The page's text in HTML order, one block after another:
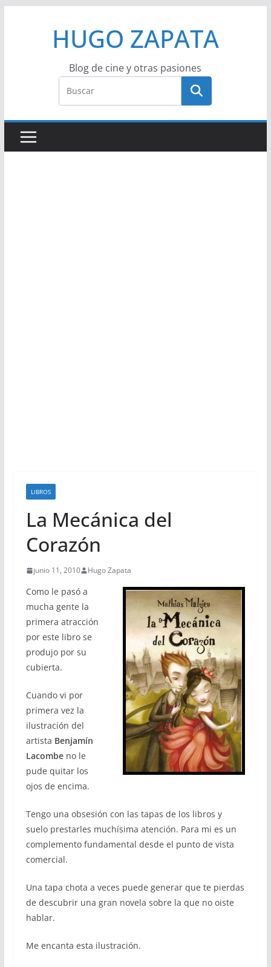
HUGO ZAPATA
Blog de cine y otras pasiones
LIBROS
La Mecánica del
Corazón
junio 11, 2010 Hugo Zapata
Como le pasó a
mucha gente la
primera atracción
por este libro se
produjo por su
cubierta.
Cuando vi por
primera vez la
ilustración del
artista Benjamín
Lacombeno le
pude quitar los
ojos de encima.
Tengo una obsesión con las tapas de los libros y
suelo prestarles muchísima atención. Para mi es un
complemento fundamental desde el punto de vista
comercial.
Una tapa chota a veces puede generar que te pierdas
de descubrir una gran novela sobre la que no oiste
hablar.
Me encanta esta ilustración.